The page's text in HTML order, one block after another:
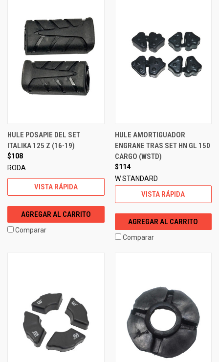
HULE POSAPIE DEL SET
ITALIKA 125 Z (16-19)
$108
RODA
VISTA RÁPIDA
AGREGAR AL CARRITO
Comparar
HULE AMORTIGUADOR
ENGRANE TRAS SET HN GL 150
CARGO (WSTD)
$114
W STANDARD
VISTA RÁPIDA
AGREGAR AL CARRITO
Comparar